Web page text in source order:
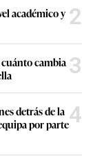
académico y 2
cambia 3
detrás de la
por parte4